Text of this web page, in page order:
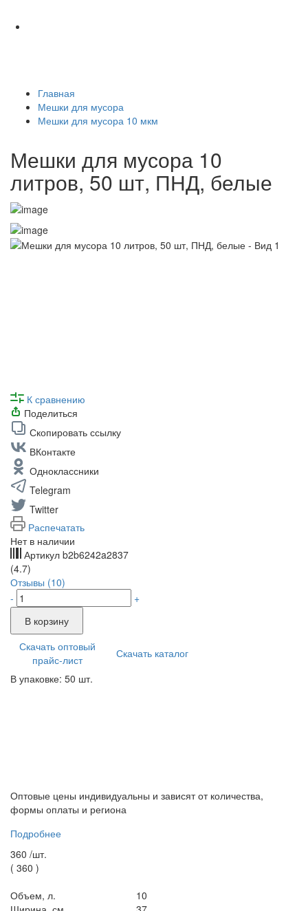
Главная
Мешки для мусора
Мешки для мусора 10 мкм
Мешки для мусора 10
литров, 50 шт, ПНД, белые
К сравнению
Поделиться
Скопировать ссылку
ВКонтакте
Одноклассники
Telegram
Twitter
Распечатать
Нет в наличии
Артикул b2b6242a2837
(4.7)
Отзывы (10)
-
+
В корзину
Скачать оптовый
прайс-лист
Скачать каталог
В упаковке: 50 шт.
Оптовые цены индивидуальны и зависят от количества,
формы оплаты и региона
Подробнее
360 /шт.
( 360 )
Объем, л.
10